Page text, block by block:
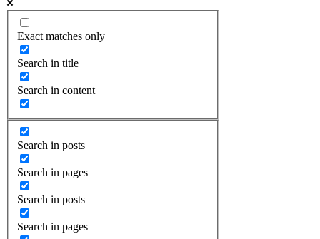
Exact matches only
Search in title
Search in content
Search in posts
Search in pages
Search in posts
Search in pages